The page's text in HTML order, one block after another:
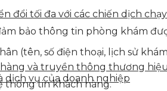
đổi tối đa với các chiến dịch
và truyền thông thương
dịch vụ của doanh nghiệp
bảo thông tin phòng khám
(tên, số điện thoại, lịch sử
thông tin khách hàng.